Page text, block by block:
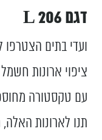
דגם L 206
ועדי בתים
ציפוי ארונות
עם טקסטורה
תנו לארונות